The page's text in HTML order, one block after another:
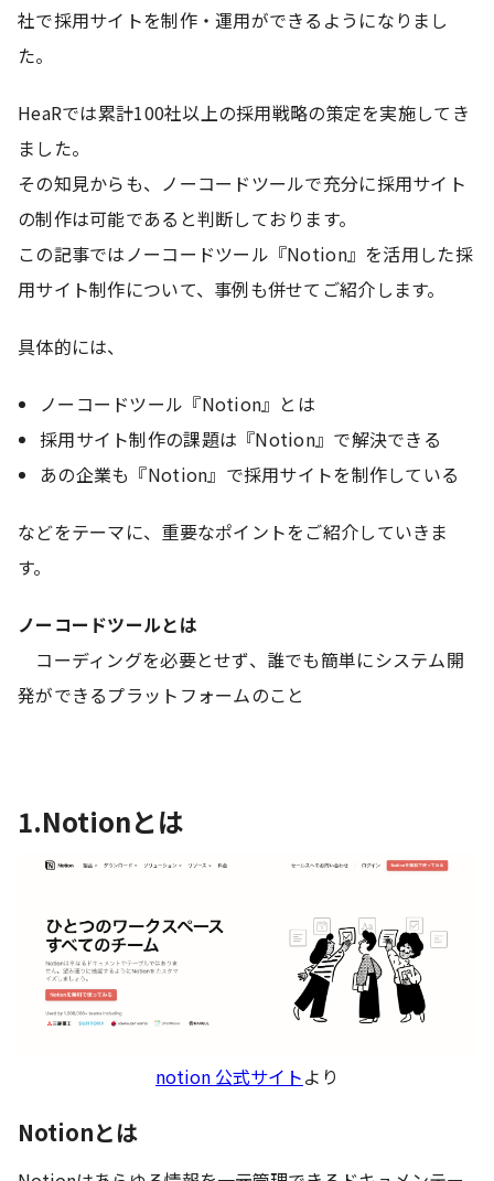
社で採用サイトを制作・運用ができるようになりまし
た。
HeaRでは累計100社以上の採用戦略の策定を実施してき
ました。
その知見からも、ノーコードツールで充分に採用サイト
の制作は可能であると判断しております。
この記事ではノーコードツール『Notion』を活用した採
用サイト制作について、事例も併せてご紹介します。
具体的には、
ノーコードツール『Notion』とは
採用サイト制作の課題は『Notion』で解決できる
あの企業も『Notion』で採用サイトを制作している
などをテーマに、重要なポイントをご紹介していきま
す。
ノーコードツールとは
コーディングを必要とせず、誰でも簡単にシステム開
発ができるプラットフォームのこと
1.Notionとは
notion 公式サイトより
Notionとは